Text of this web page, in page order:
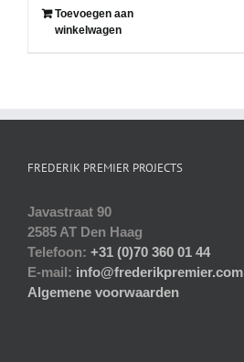
Toevoegen aan
winkelwagen
FREDERIK PREMIER PROJECTS
Javastraat 90
2585 AT Den Haag
Telefoon: +31 (0)70 360 01 44
E-mail: info@frederikpremier.com
Algemene voorwaarden